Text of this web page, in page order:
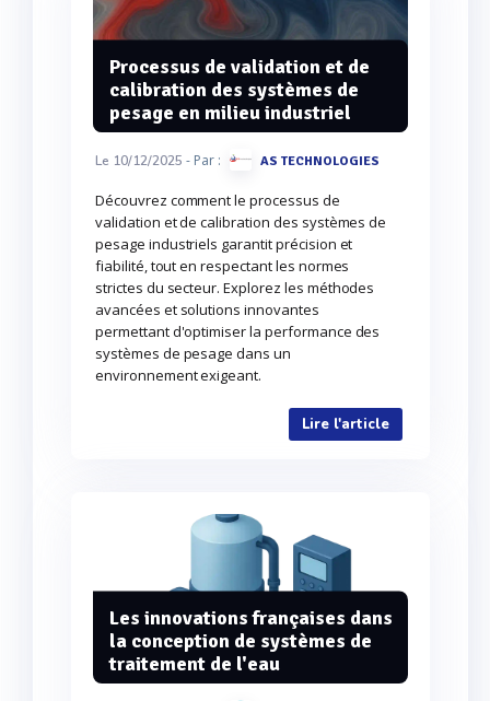
Processus de validation et de
calibration des systèmes de
pesage en milieu industriel
Le 10/12/2025 - Par : AS TECHNOLOGIES
Découvrez comment le processus de
validation et de calibration des systèmes de
pesage industriels garantit précision et
fiabilité, tout en respectant les normes
strictes du secteur. Explorez les méthodes
avancées et solutions innovantes
permettant d'optimiser la performance des
systèmes de pesage dans un
environnement exigeant.
Lire l'article
Les innovations françaises dans
la conception de systèmes de
traitement de l'eau